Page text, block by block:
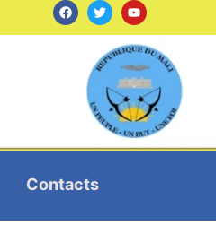
Contacts